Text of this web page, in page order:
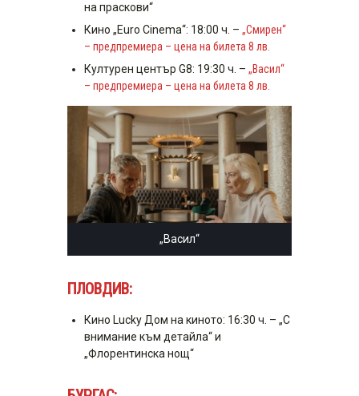
на праскови“
Кино „Euro Cinema“: 18:00 ч. – „Смирен“
– предпремиера – цена на билета 8 лв.
Културен център G8: 19:30 ч. – „Васил“
– предпремиера – цена на билета 8 лв.
„Васил“
ПЛОВДИВ:
Кино Lucky Дом на киното: 16:30 ч. – „С
внимание към детайла“ и
„Флорентинска нощ“